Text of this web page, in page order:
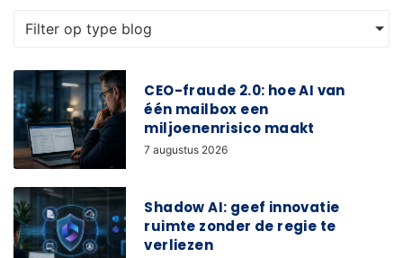
Filter op type blog
CEO-fraude 2.0: hoe AI van
één mailbox een
miljoenenrisico maakt
7 augustus 2026
Shadow AI: geef innovatie
ruimte zonder de regie te
verliezen